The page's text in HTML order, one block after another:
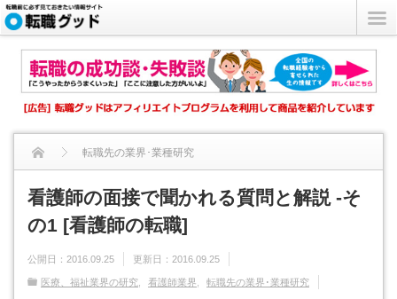
転職先の業界･業種研究
看護師の面接で聞かれる質問と解説 -その1 [看護師の転職]...
看護師の面接で聞かれる質問と解説 -そ
の1 [看護師の転職]
公開日： 2016.09.25 更新日： 2016.09.25
医療、福祉業界の研究 看護師業界 転職先の業界･業種研究